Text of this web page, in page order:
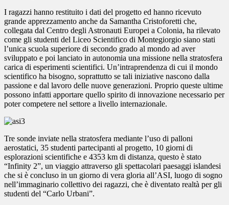
I ragazzi hanno restituito i dati del progetto ed hanno ricevuto
grande apprezzamento anche da Samantha Cristoforetti che,
collegata dal Centro degli Astronauti Europei a Colonia, ha rilevato
come gli studenti del Liceo Scientifico di Montegiorgio siano stati
l’unica scuola superiore di secondo grado al mondo ad aver
sviluppato e poi lanciato in autonomia una missione nella stratosfera
carica di esperimenti scientifici. Un’intraprendenza di cui il mondo
scientifico ha bisogno, soprattutto se tali iniziative nascono dalla
passione e dal lavoro delle nuove generazioni. Proprio queste ultime
possono infatti apportare quello spirito di innovazione necessario per
poter competere nel settore a livello internazionale.
Tre sonde inviate nella stratosfera mediante l’uso di palloni
aerostatici, 35 studenti partecipanti al progetto, 10 giorni di
esplorazioni scientifiche e 4353 km di distanza, questo è stato
“Infinity 2”, un viaggio attraverso gli spettacolari paesaggi islandesi
che si è concluso in un giorno di vera gloria all’ASI, luogo di sogno
nell’immaginario collettivo dei ragazzi, che è diventato realtà per gli
studenti del “Carlo Urbani”.